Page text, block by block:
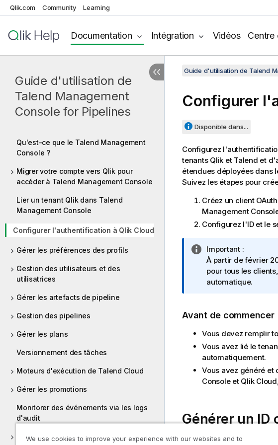
Qlik.com Community Learning
Documentation Intégration Vidéos Centre
Guide d'utilisation de
Talend Management
Console for Pipelines
Qu'est-ce que le Talend Management
Console ?
Migrer votre compte vers Qlik pour
accéder à Talend Management Console
Lier un tenant Qlik dans Talend
Management Console
Configurer l'authentification à Qlik Cloud
Gérer les préférences des profils
Gestion des utilisateurs et des
utilisatrices
Gérer les artefacts de pipeline
Gestion des pipelines
Gérer les plans
Versionnement des tâches
Moteurs d'exécution de Talend Cloud
Gérer les promotions
Monitorer des événements via les logs
d'audit
Monitoring
Guide d'utilisation de Talend
Configurer
Disponible dans...
Configurez
tenants Qlik et Talend et
étendues déployées dans
Suivez les étapes pour
Créez un client
Management
Configurez l'ID et le
N
o
t
e
f
r
m
a
t
i
Important :
À partir de février
pour tous les
automatique.
Avant de commencer
Vous devez remplir
Vous avez lié le
automatiquement.
Vous avez généré
Consoleet Qlik Cloud
Générer un ID
Management
We use cookies to improve your experience with our websites and to